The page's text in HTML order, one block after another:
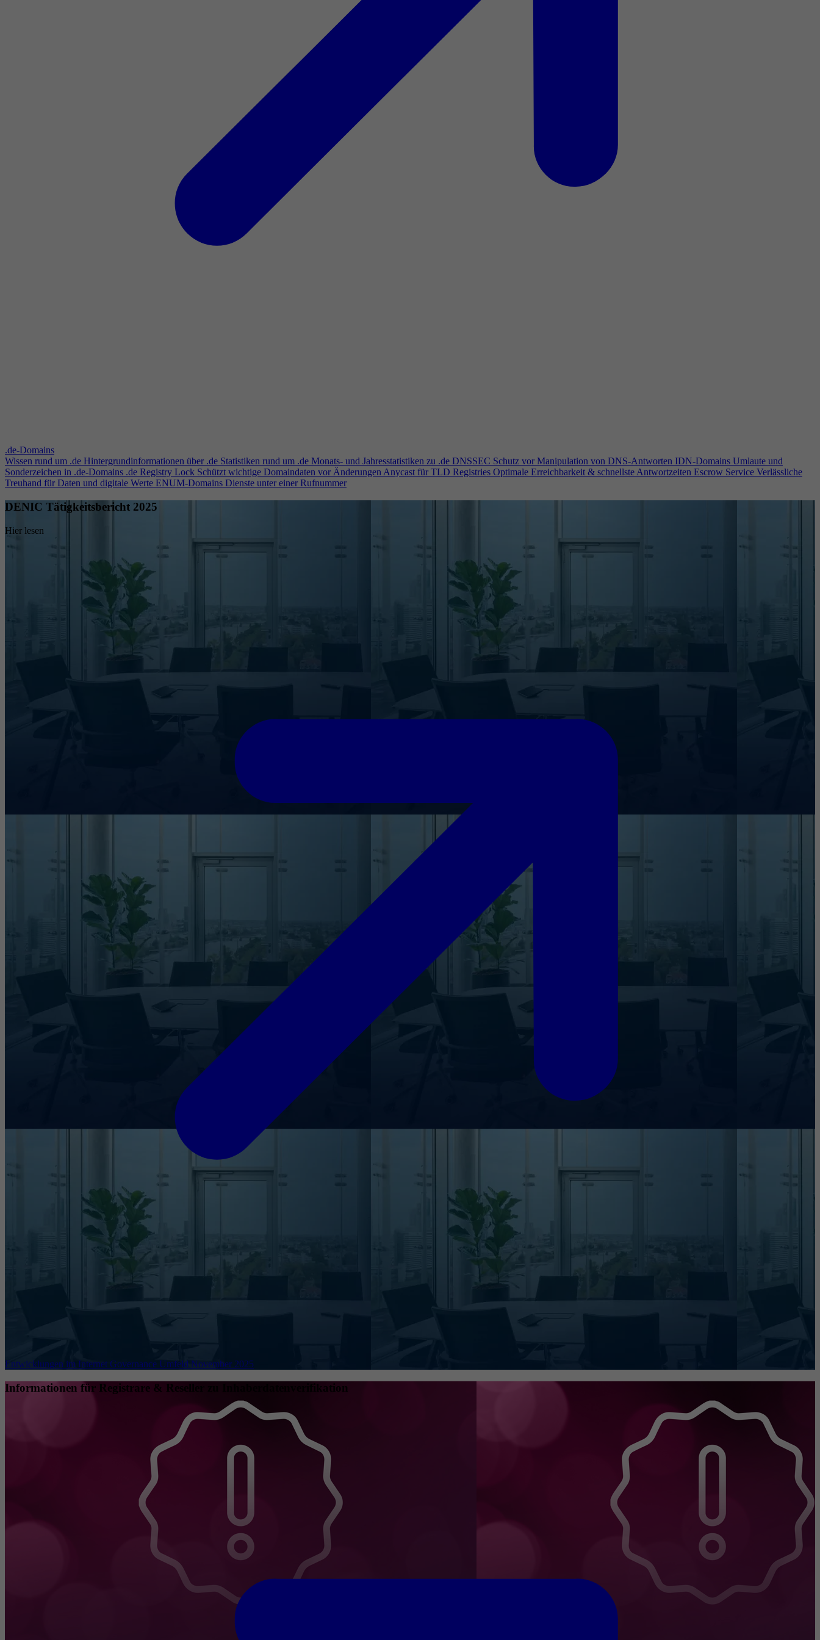
.de-Domains
Wissen rund um .de Hintergrundinformationen über .de Statistiken rund um .de Monats- und Jahresstatistiken zu .de DNSSEC Schutz vor Manipulation von DNS-Antworten IDN-Domains Umlaute und
Sonderzeichen in .de-Domains .de Registry Lock Schützt wichtige Domaindaten vor ÄnderungenAnycast für TLD Registries Optimale Erreichbarkeit & schnellste Antwortzeiten Escrow Service Verlässliche
Treuhand für Daten und digitale Werte ENUM-Domains Dienste unter einer Rufnummer
DENIC Tätigkeitsbericht 2025
Hier lesen
Entwicklungen im Internet Governance Umfeld November 2025
Informationen für Registrare & Reseller zu Inhaberdatenverifikation